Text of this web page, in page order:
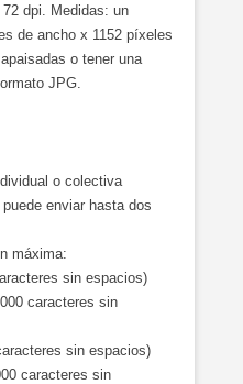
dpi. Medidas: un
de ancho x 1152 píxeles
o tener una
JPG.
o colectiva
enviar hasta dos
máxima:
sin espacios)
caracteres sin
sin espacios)
caracteres sin